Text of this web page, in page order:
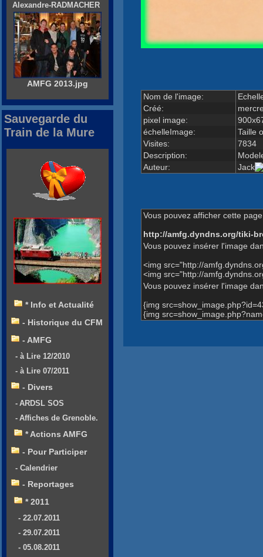
Nom de l'image:
Créé:
pixel image:
échelleImage:
Taille
Visites:
7834
Description:
Auteur:
Jack
Vous pouvez afficher cette
http://amfg.dyndns.org/tiki-
Vous pouvez insérer l'image
<img src="http://
<img src="http://
Vous pouvez insérer l'image
{img
{img
Alexandre-RADMACHER
AMFG 2013.jpg
Sauvegarde du
Train de la Mure
* Info et Actualité
- Historique du CFM
- AMFG
- à Lire 12/2010
- à Lire 07/2011
- Divers
- ARDSL SOS
- Affiches de Grenoble.
* Actions AMFG
- Pour Participer
- Calendrier
- Reportages
* 2011
- 22.07.2011
- 29.07.2011
- 05.08.2011